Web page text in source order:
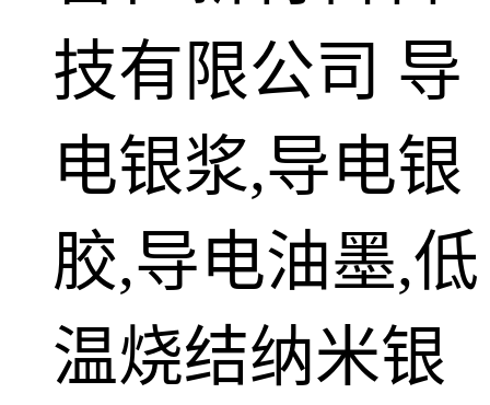
技有限公司 导
电银浆,导电银
胶,导电油墨,低
温烧结纳米银